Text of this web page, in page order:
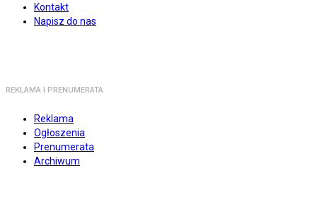
Kontakt
Napisz do nas
REKLAMA I PRENUMERATA
Reklama
Ogłoszenia
Prenumerata
Archiwum